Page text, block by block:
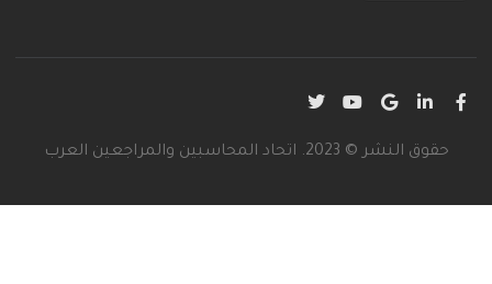
النشر © 2023. اتحاد المحاسبين والمراجعين العرب